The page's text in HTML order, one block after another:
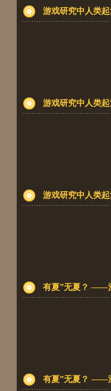
游戏研究中人类
游戏研究中人类
游戏研究中人类
有夏”无夏？ ——
有夏”无夏？ ——